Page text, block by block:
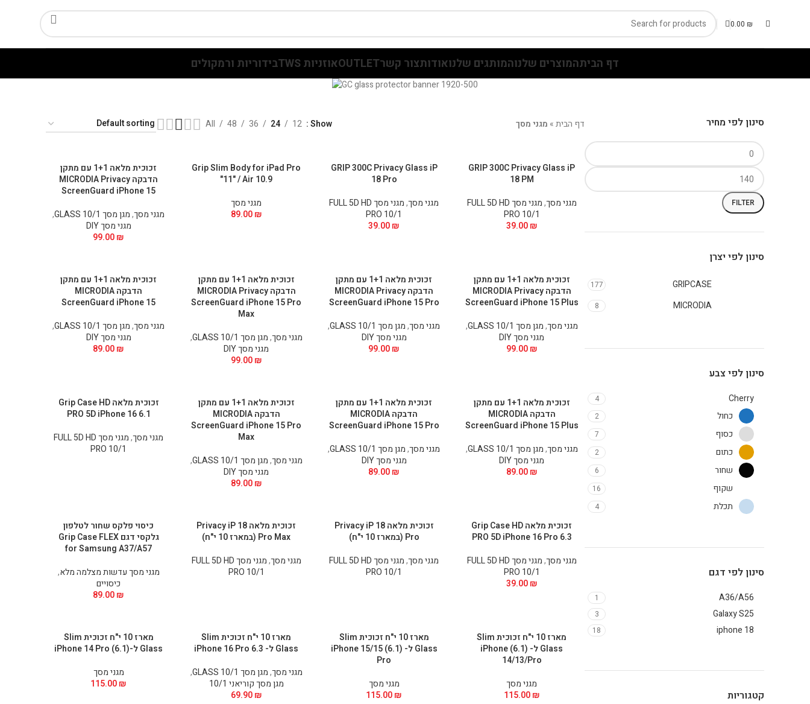
0.00 ₪
דף הביתהמוצרים שלנוהמותגים שלנואודותצור קשרOUTLETאוזניות TWS בידוריות ורמקולים
סינון לפי מחיר
FILTER
סינון לפי יצרן
GRIPCASE
177
MICRODIA
8
סינון לפי צבע
Cherry
4
כחול 2
כסוף 7
כתום 2
שחור 6
שקוף 16
תכלת 4
סינון לפי דגם
A36/A56
1
Galaxy S25
3
iphone 18
18
קטגוריות
דף הבית» מגני מסך Show
12
24
36
48
All
GRIP 300C Privacy Glass iP
18 PM
מגני מסך,
מגני מסך FULL 5D HD
PRO 10/1
39.00₪
GRIP 300C Privacy Glass iP
18 Pro
מגני מסך,
מגני מסך FULL 5D HD
PRO 10/1
39.00₪
Grip Slim Body for iPad Pro
11" / Air 10.9"
מגני מסך
89.00₪
זכוכית מלאה 1+1 עם מתקן
הדבקה MICRODIA Privacy
ScreenGuard iPhone 15
מגני מסך,מגן מסך GLASS 10/1
,
מגני מסך DIY
99.00₪
זכוכית מלאה 1+1 עם מתקן
הדבקה MICRODIA Privacy
ScreenGuard iPhone 15 Plus
מגני מסך,מגן מסך GLASS 10/1
,
מגני מסך DIY
99.00₪
זכוכית מלאה 1+1 עם מתקן
הדבקה MICRODIA Privacy
ScreenGuard iPhone 15 Pro
מגני מסך,מגן מסך GLASS 10/1
,
מגני מסך DIY
99.00₪
זכוכית מלאה 1+1 עם מתקן
הדבקה MICRODIA Privacy
ScreenGuard iPhone 15 Pro
Max
מגני מסך,מגן מסך GLASS 10/1
,
מגני מסך DIY
99.00₪
זכוכית מלאה 1+1 עם מתקן
הדבקה MICRODIA
ScreenGuard iPhone 15
מגני מסך,מגן מסך GLASS 10/1
,
מגני מסך DIY
89.00₪
זכוכית מלאה 1+1 עם מתקן
הדבקה MICRODIA
ScreenGuard iPhone 15 Plus
מגני מסך,מגן מסך GLASS 10/1
,
מגני מסך DIY
89.00₪
זכוכית מלאה 1+1 עם מתקן
הדבקה MICRODIA
ScreenGuard iPhone 15 Pro
מגני מסך,מגן מסך GLASS 10/1
,
מגני מסך DIY
89.00₪
זכוכית מלאה 1+1 עם מתקן
הדבקה MICRODIA
ScreenGuard iPhone 15 Pro
Max
מגני מסך,מגן מסך GLASS 10/1
,
מגני מסך DIY
89.00₪
זכוכית מלאה Grip Case HD
PRO 5D iPhone 16 6.1
מגני מסך,
מגני מסך FULL 5D HD
PRO 10/1
זכוכית מלאה Grip Case HD
PRO 5D iPhone 16 Pro 6.3
מגני מסך,
מגני מסך FULL 5D HD
PRO 10/1
39.00₪
זכוכית מלאה Privacy iP 18
Pro (במארז 10 י"ח)
מגני מסך,
מגני מסך FULL 5D HD
PRO 10/1
זכוכית מלאה Privacy iP 18
Pro Max (במארז 10 י"ח)
מגני מסך,
מגני מסך FULL 5D HD
PRO 10/1
כיסוי פלקס שחור לטלפון
גלקסי דגם Grip Case FLEX
for Samsung A37/A57
מגני מסך עדשות מצלמה מלא,
כיסויים
89.00₪
מארז 10 י"ח זכוכית Slim
Glass ל- (6.1) iPhone
14/13/Pro
מגני מסך
115.00₪
מארז 10 י"ח זכוכית Slim
Glass ל- (6.1) iPhone 15/15
Pro
מגני מסך
115.00₪
מארז 10 י"ח זכוכית Slim
Glass ל- 6.3 iPhone 16 Pro
מגני מסך,מגן מסך GLASS 10/1
,
מגן מסך קוריאני 10/1
69.90₪
מארז 10 י"ח זכוכית Slim
Glass ל-(6.1) iPhone 14 Pro
מגני מסך
115.00₪